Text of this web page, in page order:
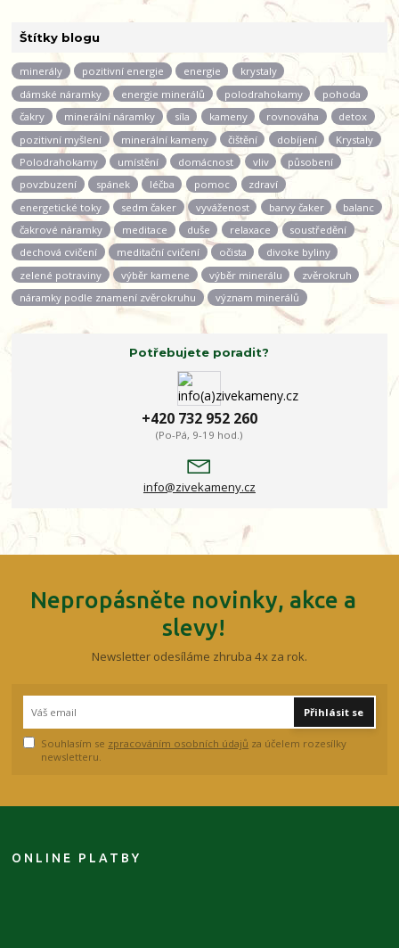
Štítky blogu
minerály pozitivní energie energie
krystaly
dámské náramky
energie minerálů polodrahokamy
pohoda
čakry
minerální náramky síla kameny rovnováha
detox
pozitivní myšlení
minerální kameny čištění dobíjení
Krystaly
Polodrahokamy
umístění domácnost vliv
působení
povzbuzení
spánek léčba pomoc
zdraví
energetické toky
sedm čaker vyváženost barvy čaker
balanc
čakrové náramky
meditace duše relaxace
soustředění
dechová cvičení
meditační cvičení očista
divoke byliny
zelené potraviny
výběr kamene výběr minerálu
zvěrokruh
náramky podle znamení zvěrokruhu
význam minerálů
Potřebujete poradit?
+420 732 952 260
(Po-Pá, 9-19 hod.)
info@zivekameny.cz
Nepropásněte novinky, akce a
slevy!
Newsletter odesíláme zhruba 4x za rok.
Přihlásit se
Souhlasím se zpracováním osobních údajů za účelem rozesílky
newsletteru.
ONLINE PLATBY